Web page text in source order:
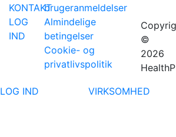
KONTAKT
LOG
IND
brugeranmeldelser
Almindelige
betingelser
Cookie- og
privatlivspolitik
©
2026
LOG IND VIRKSOMHED